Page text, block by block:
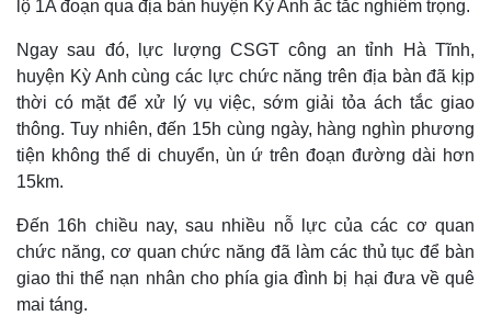
Thế giới
lộ 1A đoạn qua địa bàn huyện Kỳ Anh ắc tắc nghiêm trọng.
Ngay sau đó, lực lượng CSGT công an tỉnh Hà Tĩnh,
huyện Kỳ Anh cùng các lực chức năng trên địa bàn đã kịp
thời có mặt để xử lý vụ việc, sớm giải tỏa ách tắc giao
thông. Tuy nhiên, đến 15h cùng ngày, hàng nghìn phương
tiện không thể di chuyển, ùn ứ trên đoạn đường dài hơn
15km.
Đến 16h chiều nay, sau nhiều nỗ lực của các cơ quan
chức năng, cơ quan chức năng đã làm các thủ tục để bàn
giao thi thể nạn nhân cho phía gia đình bị hại đưa về quê
mai táng.